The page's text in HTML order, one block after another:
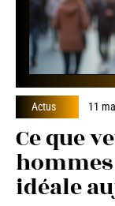
Actus 11
Ce que
idéale